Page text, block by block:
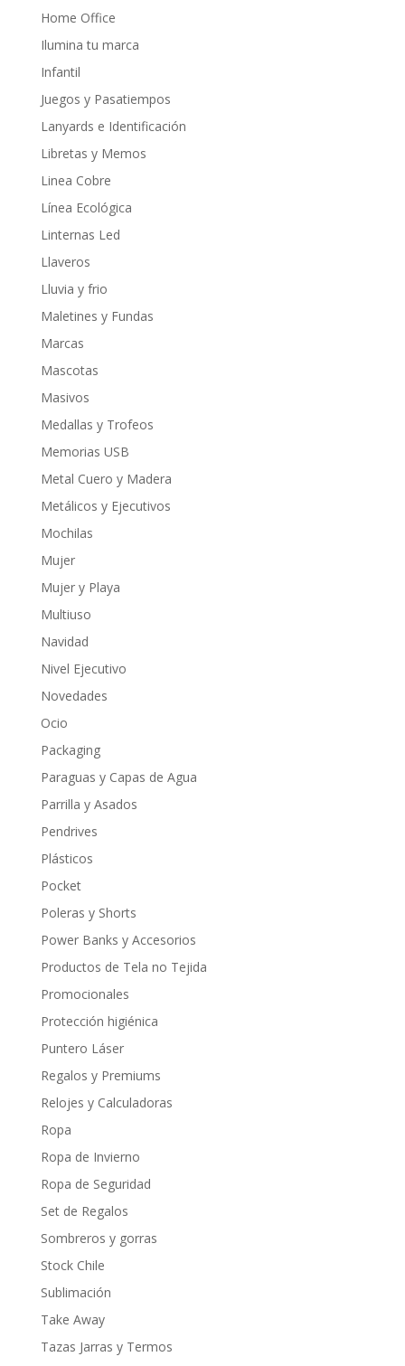
Home Office
Ilumina tu marca
Infantil
Juegos y Pasatiempos
Lanyards e Identificación
Libretas y Memos
Linea Cobre
Línea Ecológica
Linternas Led
Llaveros
Lluvia y frio
Maletines y Fundas
Marcas
Mascotas
Masivos
Medallas y Trofeos
Memorias USB
Metal Cuero y Madera
Metálicos y Ejecutivos
Mochilas
Mujer
Mujer y Playa
Multiuso
Navidad
Nivel Ejecutivo
Novedades
Ocio
Packaging
Paraguas y Capas de Agua
Parrilla y Asados
Pendrives
Plásticos
Pocket
Poleras y Shorts
Power Banks y Accesorios
Productos de Tela no Tejida
Promocionales
Protección higiénica
Puntero Láser
Regalos y Premiums
Relojes y Calculadoras
Ropa
Ropa de Invierno
Ropa de Seguridad
Set de Regalos
Sombreros y gorras
Stock Chile
Sublimación
Take Away
Tazas Jarras y Termos